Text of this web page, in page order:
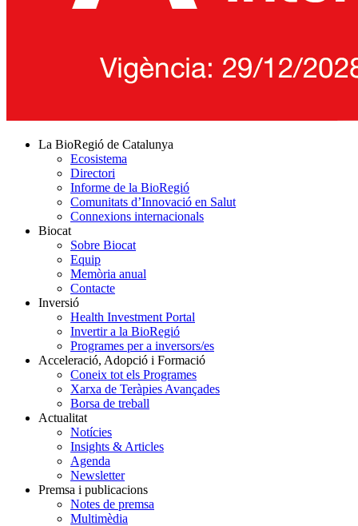
La BioRegió de Catalunya
Ecosistema
Directori
Informe de la BioRegió
Comunitats d’Innovació en Salut
Connexions internacionals
Biocat
Sobre Biocat
Equip
Memòria anual
Contacte
Inversió
Health Investment Portal
Invertir a la BioRegió
Programes per a inversors/es
Acceleració, Adopció i Formació
Coneix tot els Programes
Xarxa de Teràpies Avançades
Borsa de treball
Actualitat
Notícies
Insights & Articles
Agenda
Newsletter
Premsa i publicacions
Notes de premsa
Multimèdia